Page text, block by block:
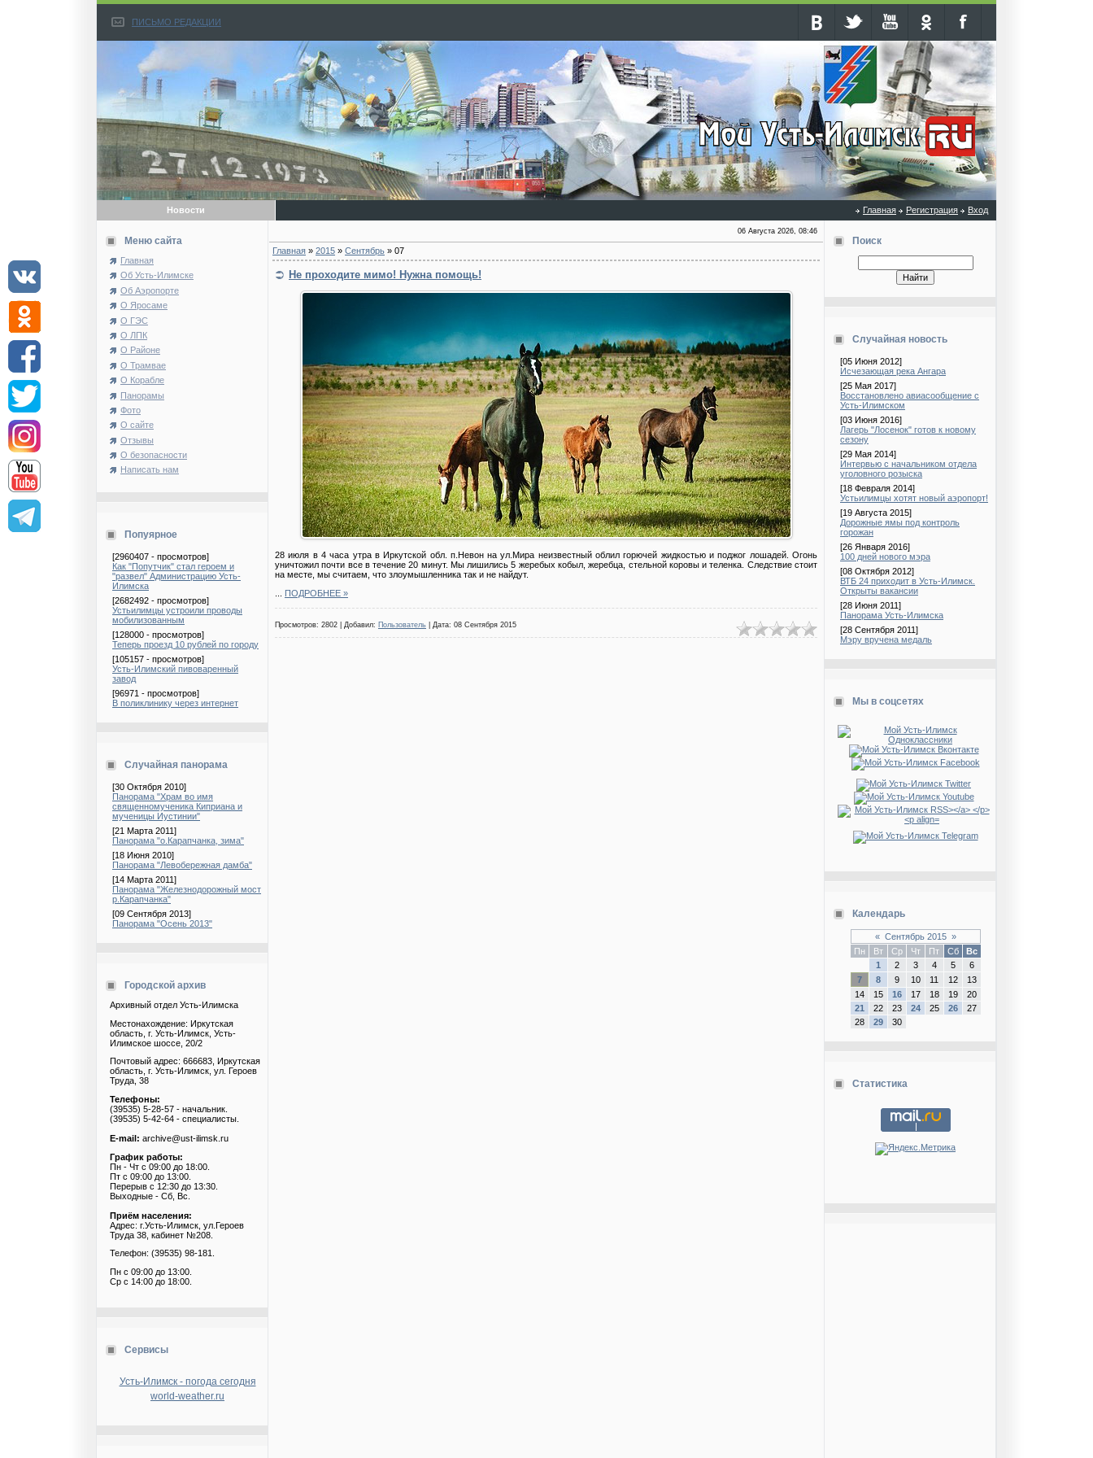
ПИСЬМО РЕДАКЦИИ
Новости Главная Регистрация Вход
Меню сайта
Главная
Об Усть-Илимске
Об Аэропорте
О Яросаме
О ГЭС
О ЛПК
О Районе
О Трамвае
О Корабле
Панорамы
Фото
О сайте
Отзывы
О безопасности
Написать нам
Попуярное
[2960407 - просмотров]
Как "Попутчик" стал героем и
"развел" Администрацию Усть-
Илимска
[2682492 - просмотров]
Устьилимцы устроили проводы
мобилизованным
[128000 - просмотров]
Теперь проезд 10 рублей по городу
[105157 - просмотров]
Усть-Илимский пивоваренный
завод
[96971 - просмотров]
В поликлинику через интернет
Случайная панорама
[30 Октября 2010]
Панорама "Храм во имя
священномученика Киприана и
мученицы Иустинии"
[21 Марта 2011]
Панорама "о.Карапчанка, зима"
[18 Июня 2010]
Панорама "Левобережная дамба"
[14 Марта 2011]
Панорама "Железнодорожный мост
р.Карапчанка"
[09 Сентября 2013]
Панорама "Осень 2013"
Городской архив
Архивный отдел Усть-Илимска
Местонахождение: Иркутская
область, г. Усть-Илимск, Усть-
Илимское шоссе, 20/2
Почтовый адрес: 666683, Иркутская
область, г. Усть-Илимск, ул. Героев
Труда, 38
Телефоны:
(39535) 5-28-57 - начальник.
(39535) 5-42-64 - специалисты.
E-mail: archive@ust-ilimsk.ru
График работы:
Пн - Чт с 09:00 до 18:00.
Пт с 09:00 до 13:00.
Перерыв с 12:30 до 13:30.
Выходные - Сб, Вс.
Приём населения:
Адрес: г.Усть-Илимск, ул.Героев
Труда 38, кабинет №208.
Телефон: (39535) 98-181.
Пн с 09:00 до 13:00.
Ср с 14:00 до 18:00.
Сервисы
Усть-Илимск - погода сегодня
world-weather.ru
06 Августа 2026, 08:46
Главная » 2015 » Сентябрь » 07
Не проходите мимо! Нужна помощь!
28 июля в 4 часа утра в Иркутской обл. п.Невон на ул.Мира неизвестный облил горючей жидкостью и поджог лошадей. Огонь
уничтожил почти все в течение 20 минут. Мы лишились 5 жеребых кобыл, жеребца, стельной коровы и теленка. Следствие стоит
на месте, мы считаем, что злоумышленника так и не найдут.
ПОДРОБНЕЕ »
Просмотров: 2802 | Добавил: Пользователь | Дата: 08 Сентября 2015
Поиск
Случайная новость
[05 Июня 2012]
Исчезающая река Ангара
[25 Мая 2017]
Восстановлено авиасообщение с
Усть-Илимском
[03 Июня 2016]
Лагерь "Лосенок" готов к новому
сезону
[29 Мая 2014]
Интервью с начальником отдела
уголовного розыска
[18 Февраля 2014]
Устьилимцы хотят новый аэропорт!
[19 Августа 2015]
Дорожные ямы под контроль
горожан
[26 Января 2016]
100 дней нового мэра
[08 Октября 2012]
ВТБ 24 приходит в Усть-Илимск.
Открыты вакансии
[28 Июня 2011]
Панорама Усть-Илимска
[28 Сентября 2011]
Мэру вручена медаль
Мы в соцсетях
Календарь
« Сентябрь 2015 »
Пн
Вт Ср Чт Пт Сб
Вс
1
2 3 4 5
6
7
8 9 10 11 12
13
14
15 16 17 18 19
20
21
22 23 24 25 26
27
28
29 30
Статистика